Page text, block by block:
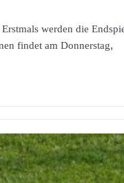
werden die
findet am Donnerstag,